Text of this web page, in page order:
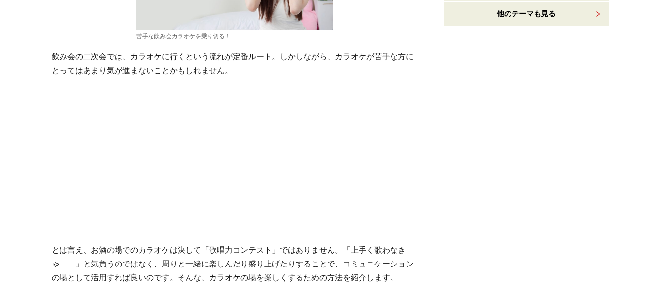
苦手な飲み会カラオケを乗り切る！
飲み会の二次会では、カラオケに行くという流れが定番ルート。しかしながら、カラオケが苦手な方に
とってはあまり気が進まないことかもしれません。
とは言え、お酒の場でのカラオケは決して「歌唱力コンテスト」ではありません。「上手く歌わなき
ゃ……」と気負うのではなく、周りと一緒に楽しんだり盛り上げたりすることで、コミュニケーション
の場として活用すれば良いのです。そんな、カラオケの場を楽しくするための方法を紹介します。
他のテーマも見る